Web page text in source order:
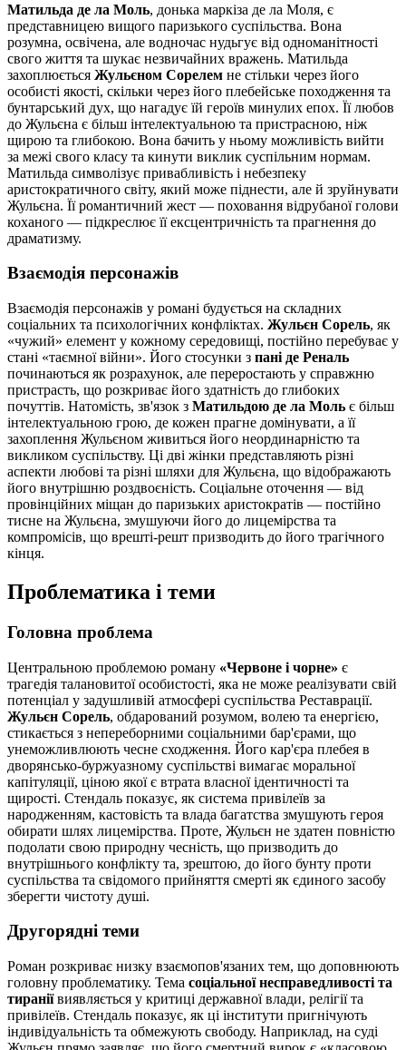
Матильда де ла Моль, донька маркіза де ла Моля, є
представницею вищого паризького суспільства. Вона
розумна, освічена, але водночас нудьгує від одноманітності
свого життя та шукає незвичайних вражень. Матильда
захоплюється Жульєном Сорелем не стільки через його
особисті якості, скільки через його плебейське походження та
бунтарський дух, що нагадує їй героїв минулих епох. Її любов
до Жульєна є більш інтелектуальною та пристрасною, ніж
щирою та глибокою. Вона бачить у ньому можливість вийти
за межі свого класу та кинути виклик суспільним нормам.
Матильда символізує привабливість і небезпеку
аристократичного світу, який може піднести, але й зруйнувати
Жульєна. Її романтичний жест — поховання відрубаної голови
коханого — підкреслює її ексцентричність та прагнення до
драматизму.
Взаємодія персонажів
Взаємодія персонажів у романі будується на складних
соціальних та психологічних конфліктах. Жульєн Сорель, як
«чужий» елемент у кожному середовищі, постійно перебуває у
стані «таємної війни». Його стосунки з пані де Реналь
починаються як розрахунок, але переростають у справжню
пристрасть, що розкриває його здатність до глибоких
почуттів. Натомість, зв'язок з Матильдою де ла Моль є більш
інтелектуальною грою, де кожен прагне домінувати, а її
захоплення Жульєном живиться його неординарністю та
викликом суспільству. Ці дві жінки представляють різні
аспекти любові та різні шляхи для Жульєна, що відображають
його внутрішню роздвоєність. Соціальне оточення — від
провінційних міщан до паризьких аристократів — постійно
тисне на Жульєна, змушуючи його до лицемірства та
компромісів, що врешті-решт призводить до його трагічного
кінця.
Проблематика і теми
Головна проблема
Центральною проблемою роману «Червоне і чорне» є
трагедія талановитої особистості, яка не може реалізувати свій
потенціал у задушливій атмосфері суспільства Реставрації.
Жульєн Сорель, обдарований розумом, волею та енергією,
стикається з непереборними соціальними бар'єрами, що
унеможливлюють чесне сходження. Його кар'єра плебея в
дворянсько-буржуазному суспільстві вимагає моральної
капітуляції, ціною якої є втрата власної ідентичності та
щирості. Стендаль показує, як система привілеїв за
народженням, кастовість та влада багатства змушують героя
обирати шлях лицемірства. Проте, Жульєн не здатен повністю
подолати свою природну чесність, що призводить до
внутрішнього конфлікту та, зрештою, до його бунту проти
суспільства та свідомого прийняття смерті як єдиного засобу
зберегти чистоту душі.
Другорядні теми
Роман розкриває низку взаємопов'язаних тем, що доповнюють
головну проблематику. Тема соціальної несправедливості та
тираніївиявляється у критиці державної влади, релігії та
привілеїв. Стендаль показує, як ці інститути пригнічують
індивідуальність та обмежують свободу. Наприклад, на суді